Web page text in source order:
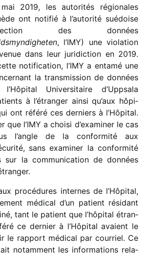
2019, les auto­ri­tés régio­nales
ont noti­fié à l’autorité suédoise
des données
, l’IMY) une viola­tion
dans leur juri­dic­tion en 2019.
noti­fi­ca­tion, l’IMY a entamé une
la trans­mis­sion de données
Universitaire d’Uppsala
à l’étranger ainsi qu’aux hôpi­
ont référé ces derniers à l’Hôpital.
que l’IMY a choisi d’examiner le cas
l’angle de la confor­mité aux
sans exami­ner la confor­mité
sur la commu­ni­ca­tion de données
procé­dures internes de l’Hôpital,
médi­cal d’un patient rési­dant
tant le patient que l’hôpital étran­
ce dernier à l’Hôpital avaient le
le rapport médi­cal par cour­riel. Ce
notam­ment les infor­ma­tions rela­